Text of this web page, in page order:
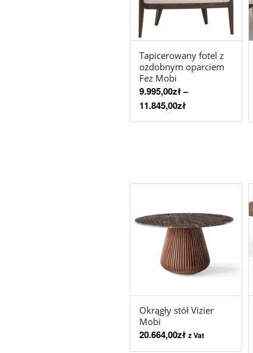
Tapicerowany fotel z
ozdobnym oparciem
Fez Mobi
9.995,00zł–
11.845,00zł
Okrągły stół Vizier
Mobi
20.664,00zł z Vat